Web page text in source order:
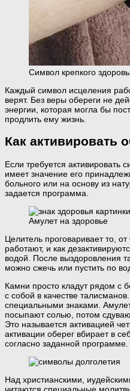
Символ крепкого
Каждый символ исцеления
верят. Без веры обереги не
энергии, которая могла бы
продлить ему жизнь.
Как активировать
Если требуется активировать
имеет значение его
больного или на основу из
задается программа.
Амулет на здоровье
Целитель проговаривает то,
работают, и как
водой. После выздоровления
можно сжечь или пустить по
Камни просто кладут рядом с
с собой в качестве
специальными знаками.
посыпают солью, потом
Это называется активацией
активации оберег вбирает в
согласно заданной программе.
Над христианскими,